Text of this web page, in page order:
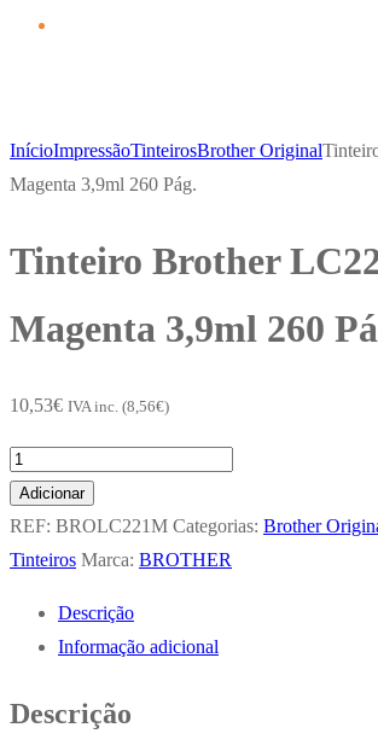
InícioImpressãoTinteirosBrother Original
Magenta 3,9ml 260 Pág.
Tinteiro Brother
Magenta 3,9ml 260
10,53€ IVA inc. (8,56€)
Quantidade
de
Tinteiro
Brother
Magenta
Pág.
Adicionar
REF: BROLC221M Categorias: Brother
Tinteiros Marca: BROTHER
Descrição
Informação adicional
Descrição